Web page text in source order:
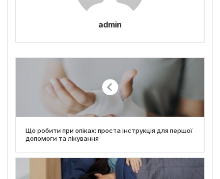
admin
Що робити при опіках: проста інструкція для першої
допомоги та лікування